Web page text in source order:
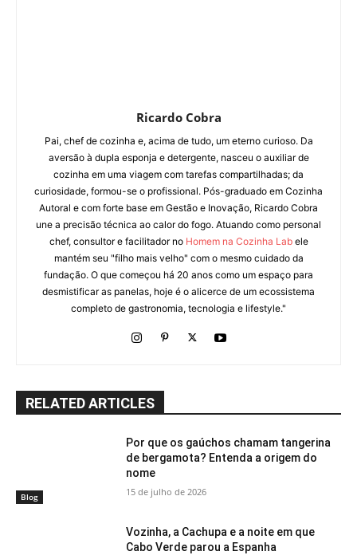
Ricardo Cobra
Pai, chef de cozinha e, acima de tudo, um eterno curioso. Da
aversão à dupla esponja e detergente, nasceu o auxiliar de
cozinha em uma viagem com tarefas compartilhadas; da
curiosidade, formou-se o profissional. Pós-graduado em Cozinha
Autoral e com forte base em Gestão e Inovação, Ricardo Cobra
une a precisão técnica ao calor do fogo. Atuando como personal
chef, consultor e facilitador no Homem na Cozinha Labele
mantém seu "filho mais velho" com o mesmo cuidado da
fundação. O que começou há 20 anos como um espaço para
desmistificar as panelas, hoje é o alicerce de um ecossistema
completo de gastronomia, tecnologia e lifestyle."
RELATED ARTICLES
Blog
Por que os gaúchos chamam tangerina
de bergamota? Entenda a origem do
nome
15 de julho de 2026
Vozinha, a Cachupa e a noite em que
Cabo Verde parou a Espanha